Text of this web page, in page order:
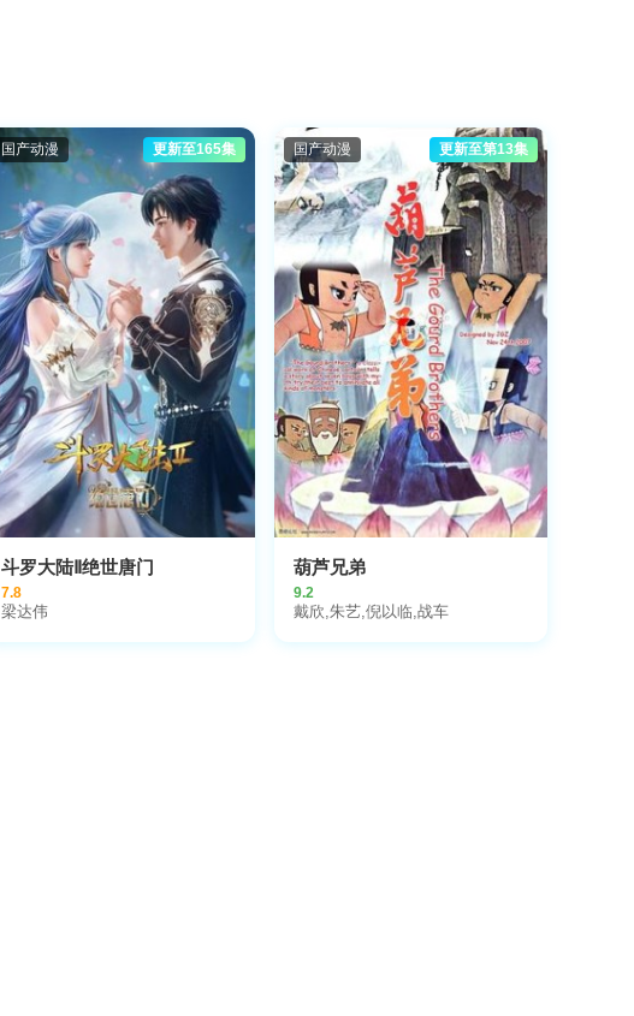
国产动漫 更新至165集
斗罗大陆Ⅱ绝世唐门
7.8
梁达伟
国产动漫 更新至第13集
葫芦兄弟
9.2
戴欣,朱艺,倪以临,战车